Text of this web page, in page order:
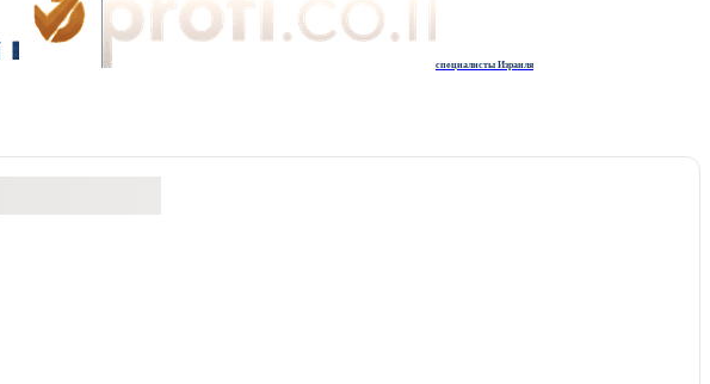
специалисты Израиля